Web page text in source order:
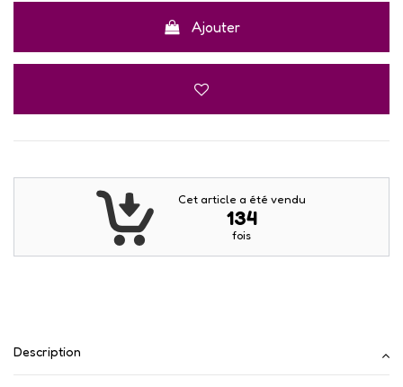
Ajouter
Cet article a été vendu
134
fois
Description